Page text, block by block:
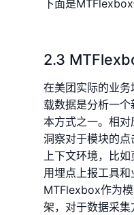
下面是MTFlexbox
2.3
在美团实际的业
载数据是分析一
本方式之一。相
洞察对于模块的
上下文环境，比
用埋点上报工具和
MTFlexbox作为
架，对于数据采集